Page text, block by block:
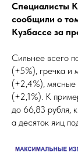
Специалисты
сообщили о
Кузбассе за
Сильнее всего
(+5%), гречка и
(+2,4%), мясные
(+2,1%). К
до 66,83 рубля,
а десяток яиц